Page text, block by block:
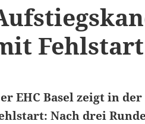
Fehlstart
EHC Basel zeigt in
Nach drei